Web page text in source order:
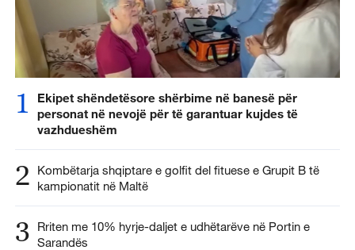
1
Ekipet shëndetësore shërbime në banesë për
personat në nevojë për të garantuar kujdes të
vazhdueshëm
2
Kombëtarja shqiptare e golfit del fituese e Grupit B të
kampionatit në Maltë
3
Rriten me 10% hyrje-daljet e udhëtarëve në Portin e
Sarandës